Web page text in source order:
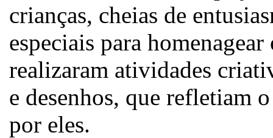
crianças, cheias de
especiais para
realizaram atividades
e desenhos, que refletiam
por eles.